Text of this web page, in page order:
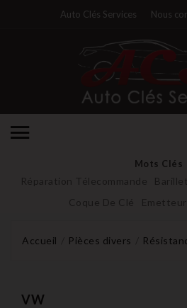
Auto Clés Services Nous
Mots Clés
Réparation Télecommande Barillet
Coque De Clé
Emetteur
Accueil Pièces divers
VW